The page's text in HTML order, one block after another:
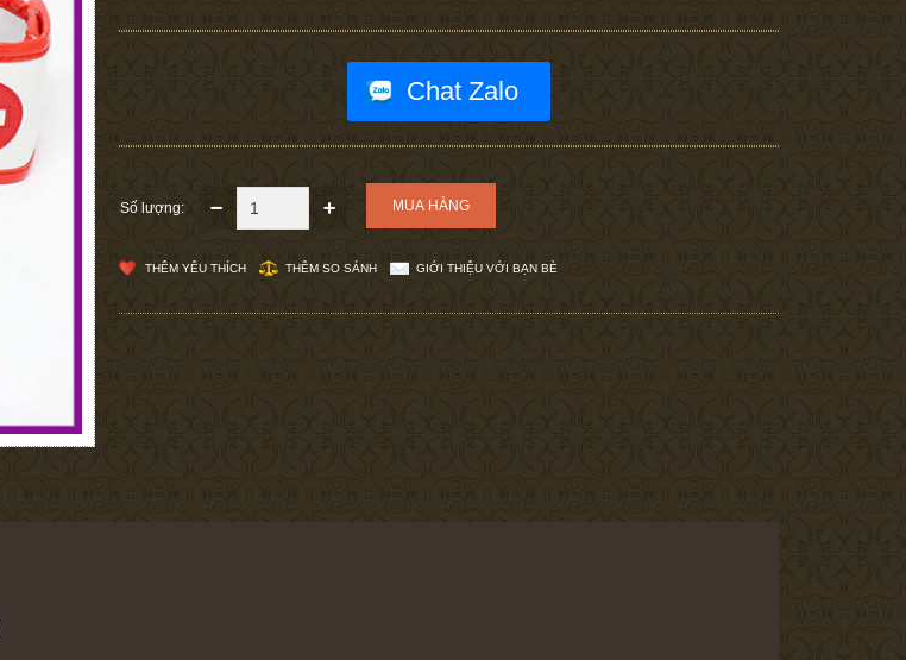
Chat Zalo
Số lượng:
THÊM YÊU THÍCH THÊM SO SÁNH GIỚI THIỆU VỚI BẠN BÈ